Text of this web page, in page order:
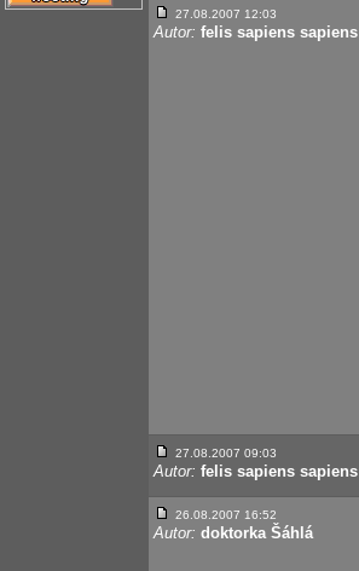
27.08.2007 12:03
Autor: felis sapiens sapiens
27.08.2007 09:03
Autor: felis sapiens sapiens
26.08.2007 16:52
Autor: doktorka Šáhlá